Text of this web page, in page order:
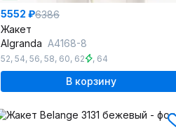
5552 ₽6386
Жакет
Algranda А4168-8
52, 54, 56, 58, 60, 62 , 64
В корзину